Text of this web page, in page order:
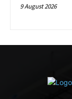
9 August 2026